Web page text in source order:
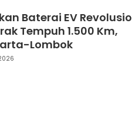
Baterai EV
Tempuh 1.500 Km,
Lombok